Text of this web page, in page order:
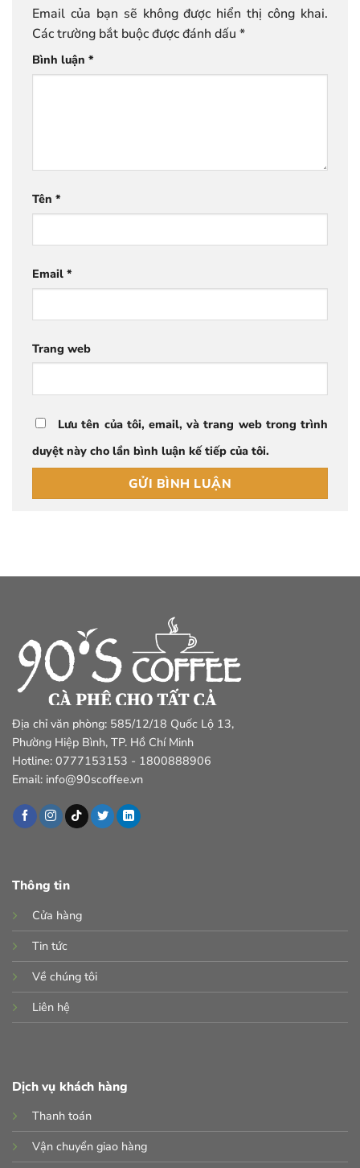
Email của bạn sẽ không được hiển thị công khai.
Các trường bắt buộc được đánh dấu *
Bình luận *
Tên *
Email *
Trang web
Lưu tên của tôi, email, và trang web trong trình
duyệt này cho lần bình luận kế tiếp của tôi.
Địa chỉ văn phòng: 585/12/18 Quốc Lộ 13,
Phường Hiệp Bình, TP. Hồ Chí Minh
Hotline: 0777153153 - 1800888906
Email: info@90scoffee.vn
Thông tin
Cửa hàng
Tin tức
Về chúng tôi
Liên hệ
Dịch vụ khách hàng
Thanh toán
Vận chuyển giao hàng